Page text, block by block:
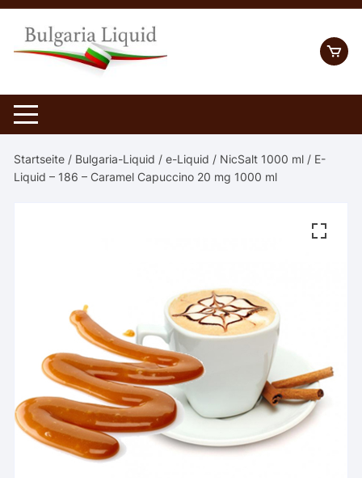
Skip
content
Startseite / Bulgaria-Liquid /e-Liquid / NicSalt 1000 ml / E-
Liquid – 186 – Caramel Capuccino 20 mg 1000 ml